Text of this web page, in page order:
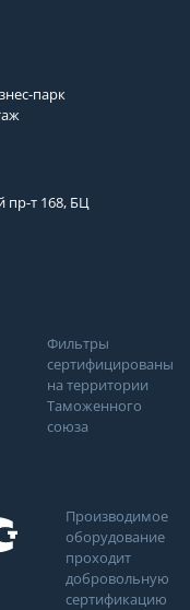
парк
пр-т 168, БЦ
Фильтры
сертифицированы
на территории
Таможенного
союза
Производимое
оборудование
проходит
добровольную
сертификацию